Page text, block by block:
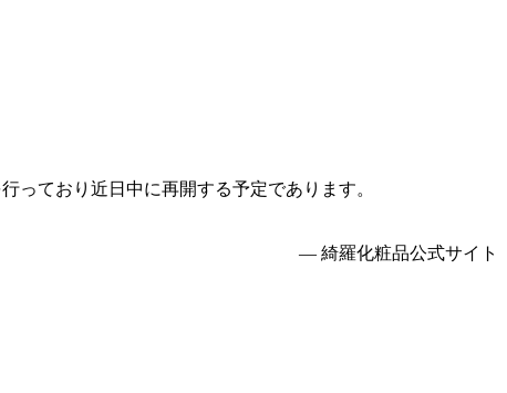
っており近日中に再開する予定であります。
— 綺羅化粧品公式サイト